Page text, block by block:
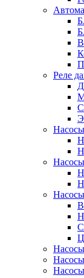
Реле